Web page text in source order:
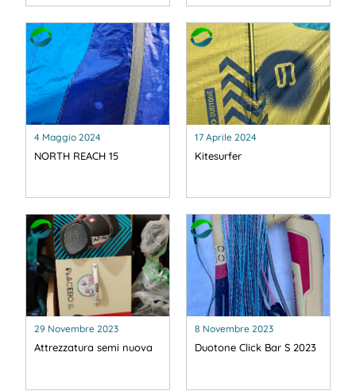
4 Maggio 2024
NORTH REACH 15
17 Aprile 2024
Kitesurfer
29 Novembre 2023
Attrezzatura semi nuova
8 Novembre 2023
Duotone Click Bar S 2023